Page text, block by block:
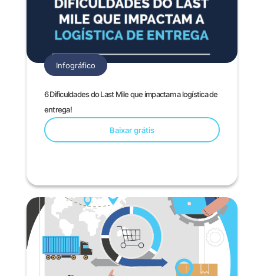
6 Dificuldades do Last Mile que impactam a logística de
entrega!
Baixar grátis
Infográfico